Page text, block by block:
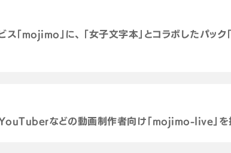
「mojimo」に、 「女子文字本」とコラボしたパッ
YouTuberなどの動画制作者向け「mojimo-live」